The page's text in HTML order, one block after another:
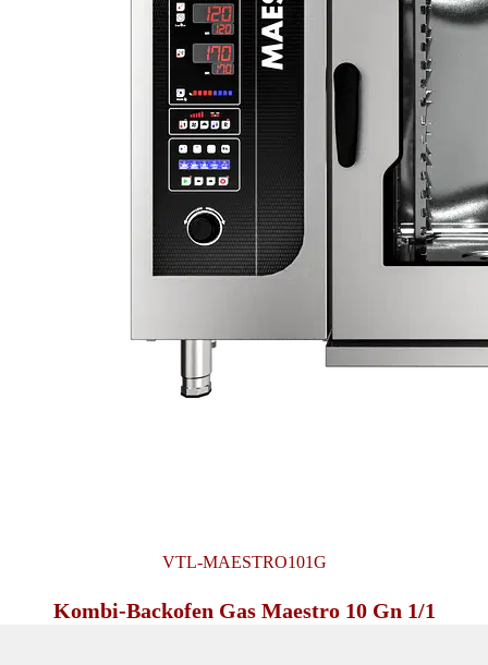
VTL-MAESTRO101G
Kombi-Backofen Gas Maestro 10 Gn 1/1